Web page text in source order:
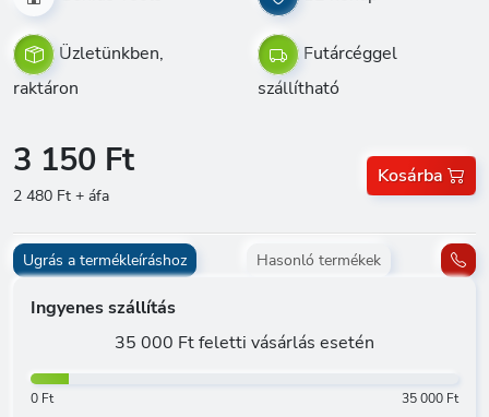
Üzletünkben,
raktáron
Futárcéggel
szállítható
3 150 Ft
2 480 Ft + áfa
Kosárba
Ugrás a termékleíráshoz Hasonló termékek
Ingyenes szállítás
35 000 Ft feletti vásárlás esetén
0 Ft 35 000 Ft